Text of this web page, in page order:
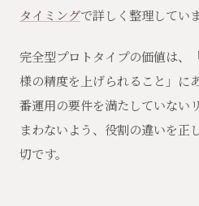
タイミングで詳しく整理していま
完全型プロトタイプの価値は、
様の精度を上げられること」に
番運用の要件を満たしていない
まわないよう、役割の違いを正
切です。